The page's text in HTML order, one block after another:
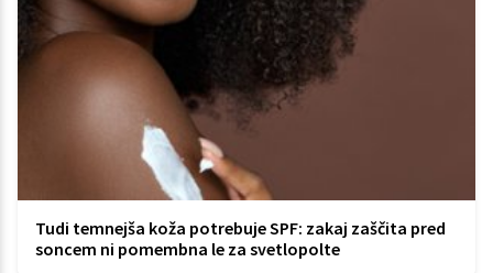
Tudi temnejša koža potrebuje SPF: zakaj zaščita pred
soncem ni pomembna le za svetlopolte